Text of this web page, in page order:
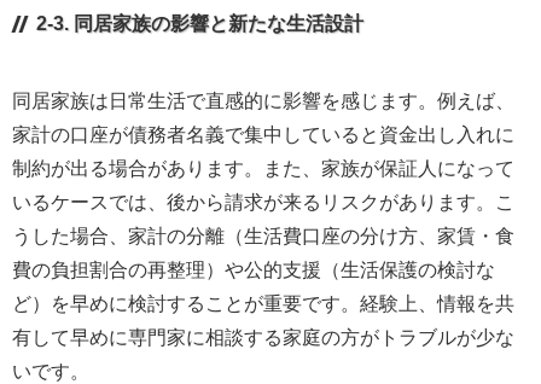
2-3. 同居家族の影響と新たな生活設計
同居家族は日常生活で直感的に影響を感じます。例えば、
家計の口座が債務者名義で集中していると資金出し入れに
制約が出る場合があります。また、家族が保証人になって
いるケースでは、後から請求が来るリスクがあります。こ
うした場合、家計の分離（生活費口座の分け方、家賃・食
費の負担割合の再整理）や公的支援（生活保護の検討な
ど）を早めに検討することが重要です。経験上、情報を共
有して早めに専門家に相談する家庭の方がトラブルが少な
いです。